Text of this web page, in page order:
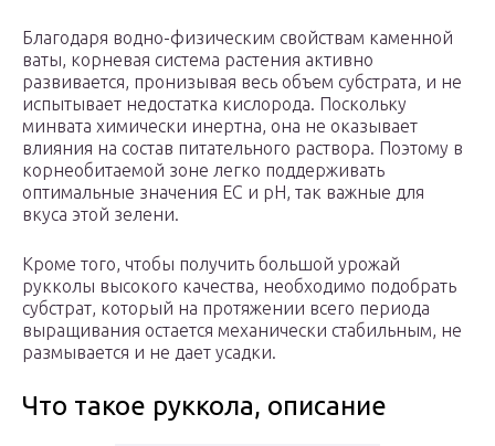
Благодаря водно-физическим свойствам каменной
ваты, корневая система растения активно
развивается, пронизывая весь объем субстрата, и не
испытывает недостатка кислорода. Поскольку
минвата химически инертна, она не оказывает
влияния на состав питательного раствора. Поэтому в
корнеобитаемой зоне легко поддерживать
оптимальные значения ЕС и рН, так важные для
вкуса этой зелени.
Кроме того, чтобы получить большой урожай
рукколы высокого качества, необходимо подобрать
субстрат, который на протяжении всего периода
выращивания остается механически стабильным, не
размывается и не дает усадки.
Что такое руккола, описание